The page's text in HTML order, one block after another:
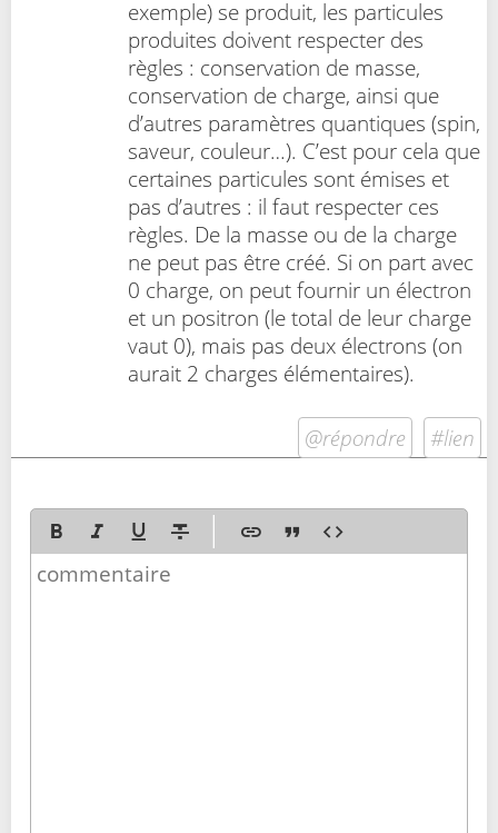
exemple) se produit, les particules
produites doivent respecter des
règles : conservation de masse,
conservation de charge, ainsi que
d’autres paramètres quantiques (spin,
saveur, couleur…). C’est pour cela que
certaines particules sont émises et
pas d’autres : il faut respecter ces
règles. De la masse ou de la charge
ne peut pas être créé. Si on part avec
0 charge, on peut fournir un électron
et un positron (le total de leur charge
vaut 0), mais pas deux électrons (on
aurait 2 charges élémentaires).
@répondre #lien